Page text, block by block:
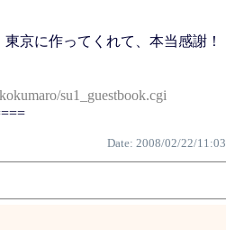
京に作ってくれて、本当感謝！
su1_guestbook.cgi
Date: 2008/02/22/